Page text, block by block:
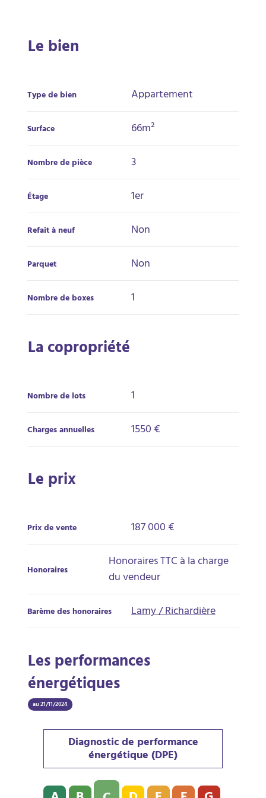
Le bien
Type de bien Appartement
Surface 66m²
Nombre de pièce 3
Étage 1er
Refait à neuf Non
Parquet Non
Nombre de boxes 1
La copropriété
Nombre de lots 1
Charges annuelles 1550 €
Le prix
Prix de vente 187 000 €
Honoraires Honoraires TTC à la charge
du vendeur
Barème des honoraires Lamy / Richardière
Les performances
énergétiques
au 21/11/2024
Diagnostic de performance
énergétique (DPE)
Diagnostic de performance énergétique (DPE) : C -